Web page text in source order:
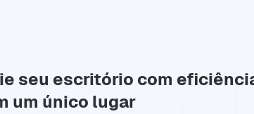
seu escritório com
um único lugar